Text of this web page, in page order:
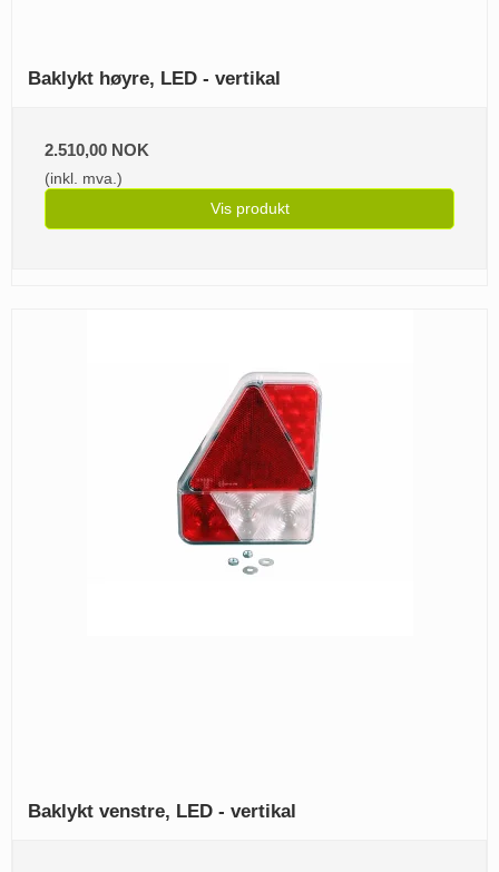
Baklykt høyre, LED - vertikal
2.510,00 NOK
(inkl. mva.)
Vis produkt
Baklykt venstre, LED - vertikal